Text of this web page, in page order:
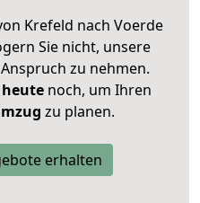
Krefeld nach Voerde
Sie nicht, unsere
zu nehmen.
noch, um Ihren
zu planen.
erhalten